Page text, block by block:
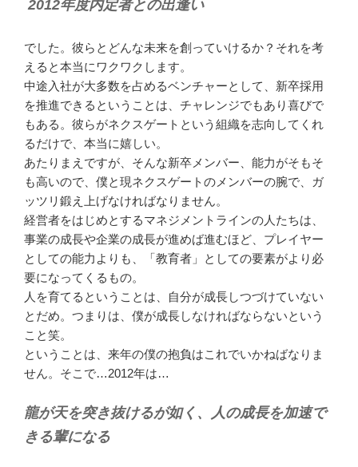
2012年度内定者との出逢い
でした。彼らとどんな未来を創っていけるか？それを考
えると本当にワクワクします。
中途入社が大多数を占めるベンチャーとして、新卒採用
を推進できるということは、チャレンジでもあり喜びで
もある。彼らがネクスゲートという組織を志向してくれ
るだけで、本当に嬉しい。
あたりまえですが、そんな新卒メンバー、能力がそもそ
も高いので、僕と現ネクスゲートのメンバーの腕で、ガ
ッツリ鍛え上げなければなりません。
経営者をはじめとするマネジメントラインの人たちは、
事業の成長や企業の成長が進めば進むほど、プレイヤー
としての能力よりも、「教育者」としての要素がより必
要になってくるもの。
人を育てるということは、自分が成長しつづけていない
とだめ。つまりは、僕が成長しなければならないという
こと笑。
ということは、来年の僕の抱負はこれでいかねばなりま
せん。そこで…2012年は…
龍が天を突き抜けるが如く、人の成長を加速で
きる輩になる